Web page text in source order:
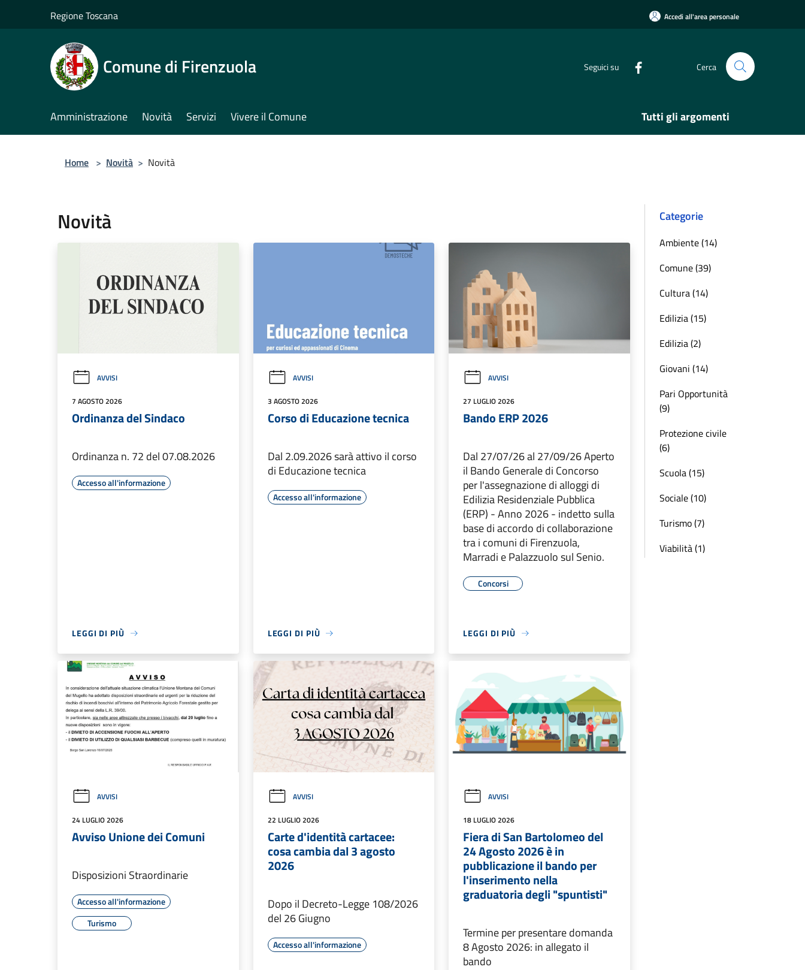
Regione Toscana Accedi all'area personale
Comune di Firenzuola Seguici su Cerca
Amministrazione Novità Servizi Vivere il Comune Tutti gli argomenti
Home > Novità > Novità
Novità
AVVISI
7 AGOSTO 2026
Ordinanza del Sindaco
Ordinanza n. 72 del 07.08.2026
Accesso all'informazione
LEGGI DI PIÙ
AVVISI
3 AGOSTO 2026
Corso di Educazione tecnica
Dal 2.09.2026 sarà attivo il corso
di Educazione tecnica
Accesso all'informazione
LEGGI DI PIÙ
AVVISI
27 LUGLIO 2026
Bando ERP 2026
Dal 27/07/26 al 27/09/26 Aperto
il Bando Generale di Concorso
per l'assegnazione di alloggi di
Edilizia Residenziale Pubblica
(ERP) - Anno 2026 - indetto sulla
base di accordo di collaborazione
tra i comuni di Firenzuola,
Marradi e Palazzuolo sul Senio.
Concorsi
LEGGI DI PIÙ
AVVISI
24 LUGLIO 2026
Avviso Unione dei Comuni
Disposizioni Straordinarie
Accesso all'informazione
Turismo
AVVISI
22 LUGLIO 2026
Carte d'identità cartacee:
cosa cambia dal 3 agosto
2026
Dopo il Decreto-Legge 108/2026
del 26 Giugno
Accesso all'informazione
AVVISI
18 LUGLIO 2026
Fiera di San Bartolomeo del
24 Agosto 2026 è in
pubblicazione il bando per
l'inserimento nella
graduatoria degli "spuntisti"
Termine per presentare domanda
8 Agosto 2026: in allegato il
bando
Categorie
Ambiente (14)
Comune (39)
Cultura (14)
Edilizia (15)
Edilizia (2)
Giovani (14)
Pari Opportunità
(9)
Protezione civile
(6)
Scuola (15)
Sociale (10)
Turismo (7)
Viabilità (1)